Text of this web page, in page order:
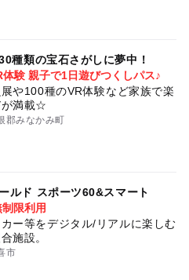
種類の宝石さがしに夢中！
験 親子で1日遊びつくしパス♪
や100種のVR体験など家族で楽
が満載☆
郡みなかみ町
ルド スポーツ60&スマート
限利用
ー等をデジタル/リアルに楽しむ
施設。
市